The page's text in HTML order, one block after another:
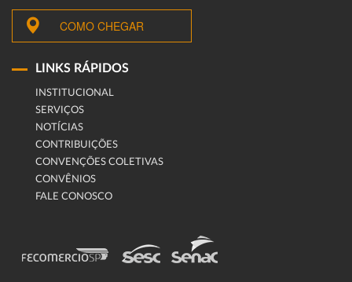
COMO CHEGAR
LINKS RÁPIDOS
INSTITUCIONAL
SERVIÇOS
NOTÍCIAS
CONTRIBUIÇÕES
CONVENÇÕES COLETIVAS
CONVÊNIOS
FALE CONOSCO